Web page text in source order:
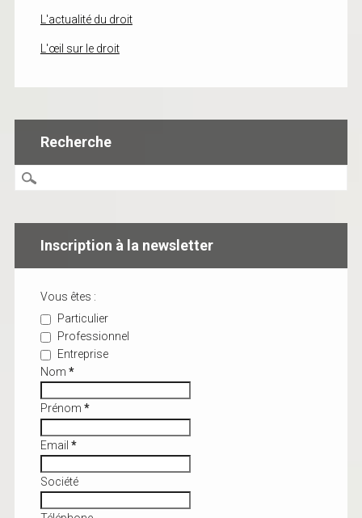
L'actualité du droit
L'œil sur le droit
Recherche
Inscription à la newsletter
Vous êtes :
Particulier
Professionnel
Entreprise
Nom *
Prénom *
Email *
Société